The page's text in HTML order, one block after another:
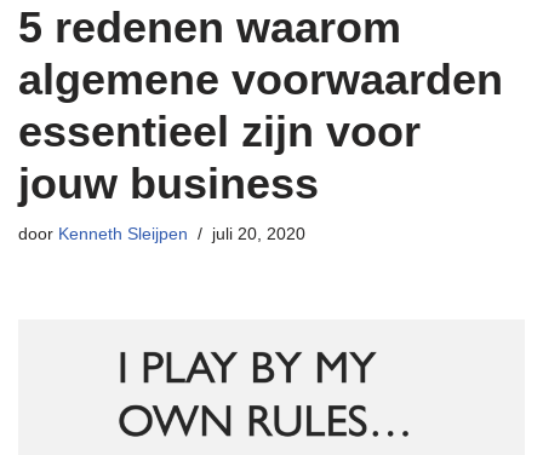
5 redenen waarom
algemene voorwaarden
essentieel zijn voor
jouw business
door Kenneth Sleijpen juli 20, 2020